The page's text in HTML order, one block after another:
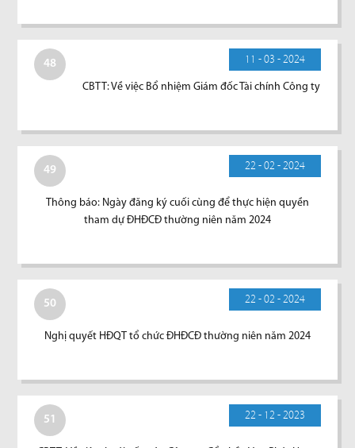
48 11 - 03 - 2024
CBTT: Về việc Bổ nhiệm Giám đốc Tài chính Công ty
49 22 - 02 - 2024
Thông báo: Ngày đăng ký cuối cùng để thực hiện quyền
tham dự ĐHĐCĐ thường niên năm 2024
50 22 - 02 - 2024
Nghị quyết HĐQT tổ chức ĐHĐCĐ thường niên năm 2024
51 22 - 12 - 2023